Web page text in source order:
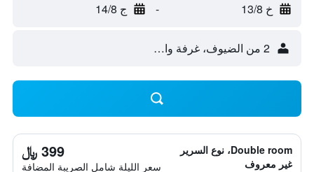
خ 13/8 - ج 14/8
2 من الضيوف، غرفة واحدة
Double room، نوع السرير
غير معروف
399 ﷼
سعر الليلة شامل الصريبة المضافة